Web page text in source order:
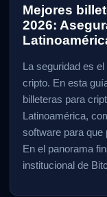
Mejores
2026:
La seguridad es
cripto. En esta
billeteras para
Latinoamérica,
software para que
En el panorama
institucional de